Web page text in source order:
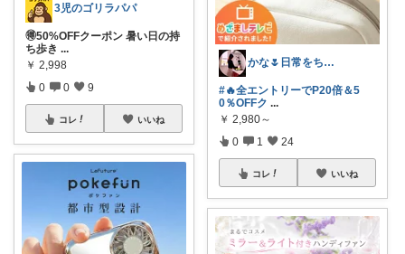
3児のゴリラパパ
🉐50%OFFクーポン 暑い日の持
ち歩き ...
￥ 2,998
0 0 9
コレ いいね
かな🌷日常をちょっと豊かにするもの
#🔥全エントリーでP20倍＆5
0％OFFク ...
￥ 2,980～
0 1 24
コレ いいね